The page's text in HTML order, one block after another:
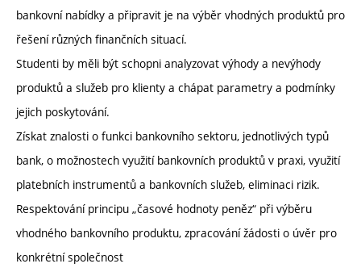
bankovní nabídky a připravit je na výběr vhodných produktů pro
řešení různých finančních situací.
Studenti by měli být schopni analyzovat výhody a nevýhody
produktů a služeb pro klienty a chápat parametry a podmínky
jejich poskytování.
Získat znalosti o funkci bankovního sektoru, jednotlivých typů
bank, o možnostech využití bankovních produktů v praxi, využití
platebních instrumentů a bankovních služeb, eliminaci rizik.
Respektování principu „časové hodnoty peněz“ při výběru
vhodného bankovního produktu, zpracování žádosti o úvěr pro
konkrétní společnost